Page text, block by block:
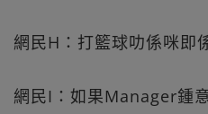
網民H：打籃球叻係咪即
網民I：如果Manager鍾